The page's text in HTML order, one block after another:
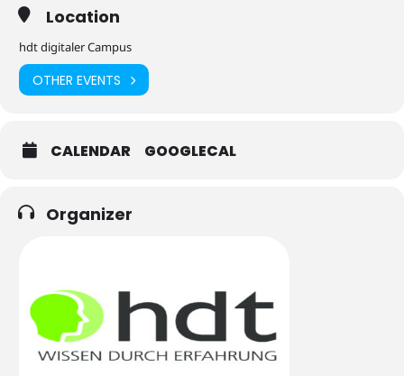
Location
hdt digitaler Campus
OTHER EVENTS
CALENDAR GOOGLECAL
Organizer